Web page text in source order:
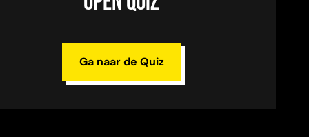
Ga naar de Quiz